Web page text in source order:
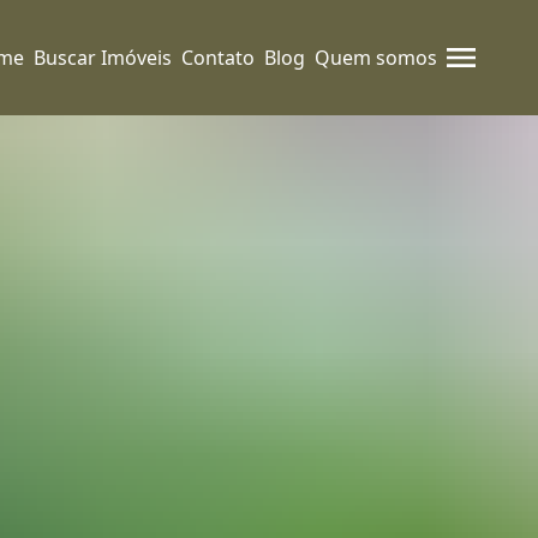
Buscar Imóveis Contato Blog Quem somos